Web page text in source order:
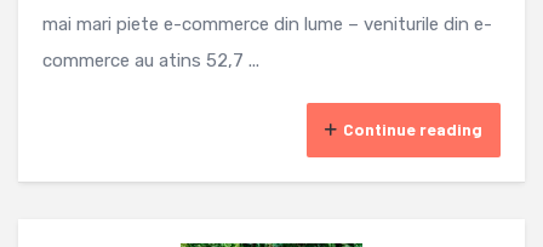
mai mari piete e-commerce din lume – veniturile din e-
commerce au atins 52,7 ...
Continue reading